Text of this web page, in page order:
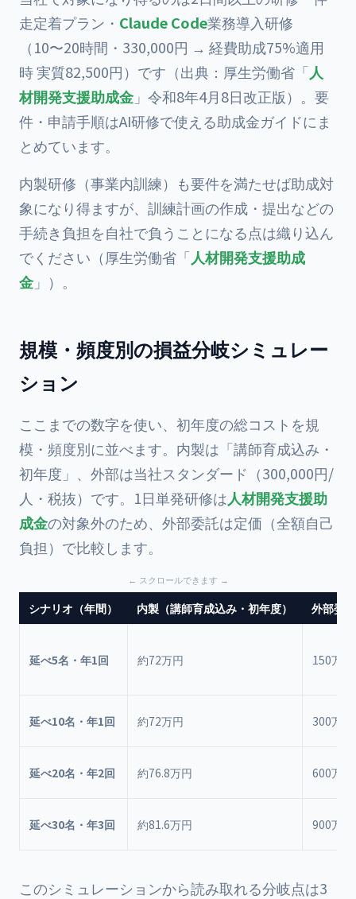
走定着プラン・ Claude Code業務導入研修
（10〜20時間・330,000円 → 経費助成75%適用
時 実質82,500円）です（出典：厚生労働省「人
材開発支援助成金 」令和8年4月8日改正版）。要
件・申請手順はAI研修で使える助成金ガイドにま
とめています。
内製研修（事業内訓練）も要件を満たせば助成対
象になり得ますが、訓練計画の作成・提出などの
手続き負担を自社で負うことになる点は織り込ん
でください（厚生労働省「人材開発支援助成
金 」）。
規模・頻度別の損益分岐シミュレー
ション
ここまでの数字を使い、初年度の総コストを規
模・頻度別に並べます。内製は「講師育成込み・
初年度」、外部は当社スタンダード（300,000円/
人・税抜）です。1日単発研修は人材開発支援助
成金の対象外のため、外部委託は定価（全額自己
負担）で比較します。
シナリオ（年間） 内製（講師育成込み・初年度） 外部委
延べ5名・年1回 約72万円 150万円
延べ10名・年1回 約72万円 300万円
延べ20名・年2回 約76.8万円 600万円
延べ30名・年3回 約81.6万円 900万円
このシミュレーションから読み取れる分岐点は3